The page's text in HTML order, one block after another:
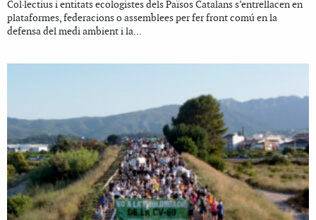
Col·lectius i entitats ecologistes dels Països Catalans s’entrellacen en
plataformes, federacions o assemblees per fer front comú en la
defensa del medi ambient i la...